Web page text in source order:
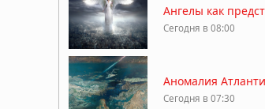
Ангелы как
Сегодня в 08:00
Аномалия
Сегодня в 07:30